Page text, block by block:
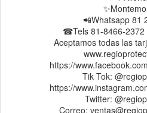
📲Whatsapp 81
☎Tels 81-8466-2372
Aceptamos todas las
https://
Tik Tok:
https://
Twitter:
Correo: